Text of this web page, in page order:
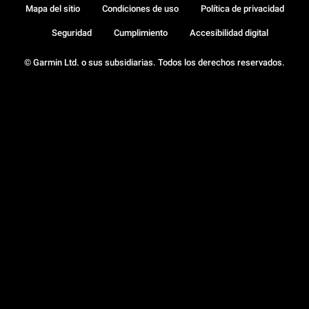
© Garmin Ltd. o sus subsidiarias. Todos los derechos reservados.
Mapa del sitio Condiciones de uso Política de privacidad
Seguridad Cumplimiento Accesibilidad digital